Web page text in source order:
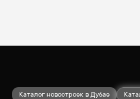
Каталог новостроек в Дубае